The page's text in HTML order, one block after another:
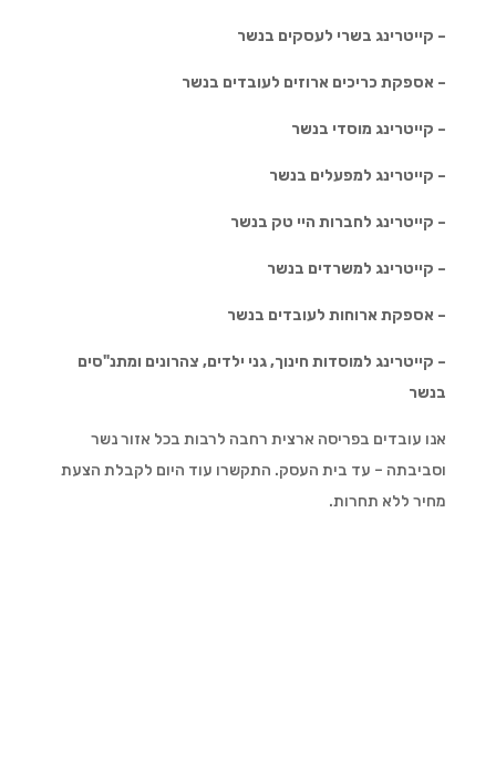
– קייטרינג בשרי לעסקים בנשר
– אספקת כריכים ארוזים לעובדים בנשר
– קייטרינג מוסדי בנשר
– קייטרינג למפעלים בנשר
– קייטרינג לחברות היי טק בנשר
– קייטרינג למשרדים בנשר
– אספקת ארוחות לעובדים בנשר
– קייטרינג למוסדות חינוך, גני ילדים, צהרונים ומתנ"סים
בנשר
אנו עובדים בפריסה ארצית רחבה לרבות בכל אזור נשר
וסביבתה – עד בית העסק. התקשרו עוד היום לקבלת הצעת
מחיר ללא תחרות.